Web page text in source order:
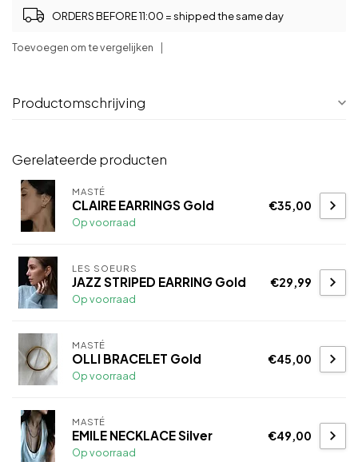
ORDERS BEFORE 11:00 = shipped the same day
Toevoegen om te vergelijken
Productomschrijving
Gerelateerde producten
MASTÉ
CLAIRE EARRINGS Gold
Op voorraad
€35,00
LES SOEURS
JAZZ STRIPED EARRING Gold
Op voorraad
€29,99
MASTÉ
OLLI BRACELET Gold
Op voorraad
€45,00
MASTÉ
EMILE NECKLACE Silver
Op voorraad
€49,00